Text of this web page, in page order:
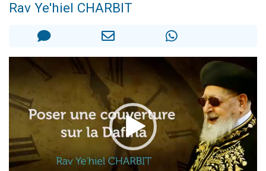
Dovan vient de donner son Maasser
Malgorzata vient de donner son Maasser
Rav Ye'hiel CHARBIT